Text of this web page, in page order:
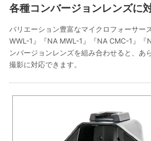
各種コンバージョンレンズに
バリエーション豊富なマイクロフォーサー
WWL-1』『NA MWL-1』『NA CMC-1』『
ンバージョンレンズを組み合わせると、あ
撮影に対応できます。